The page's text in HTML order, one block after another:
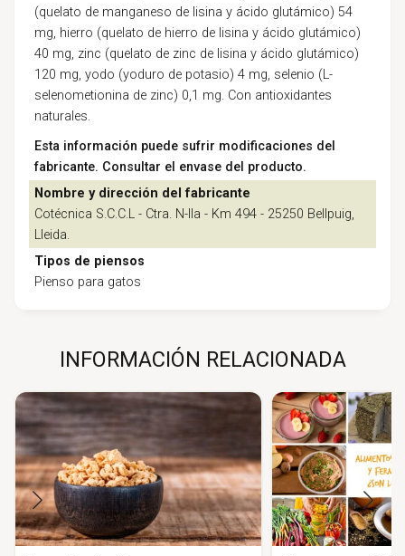
(quelato de manganeso de lisina y ácido glutámico) 54
mg, hierro (quelato de hierro de lisina y ácido glutámico)
40 mg, zinc (quelato de zinc de lisina y ácido glutámico)
120 mg, yodo (yoduro de potasio) 4 mg, selenio (L-
selenometionina de zinc) 0,1 mg. Con antioxidantes
naturales.
Esta información puede sufrir modificaciones del
fabricante. Consultar el envase del producto.
Nombre y dirección del fabricante
Cotécnica S.C.C.L - Ctra. N-lla - Km 494 - 25250 Bellpuig,
Lleida.
Tipos de piensos
Pienso para gatos
INFORMACIÓN RELACIONADA